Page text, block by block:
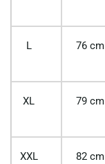
L 76 cm
XL 79 cm
XXL 82 cm